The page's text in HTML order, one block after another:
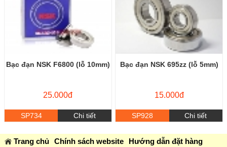
Bạc đạn NSK F6800 (lỗ 10mm)
25.000đ
SP734 Chi tiết
Bạc đạn NSK 695zz (lỗ 5mm)
15.000đ
SP928 Chi tiết
Trang chủ Chính sách website
Hướng dẫn đặt hàng